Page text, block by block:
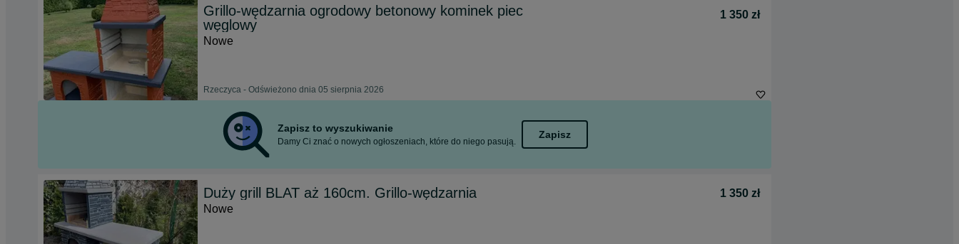
Grillo-wędzarnia ogrodowy betonowy kominek piec
węglowy
1 350 zł
Nowe
Rzeczyca - Odświeżono dnia 05 sierpnia 2026
Zapisz to wyszukiwanie
Damy Ci znać o nowych ogłoszeniach, które do niego pasują.
Zapisz
Duży grill BLAT aż 160cm. Grillo-wędzarnia
1 350 zł
Nowe